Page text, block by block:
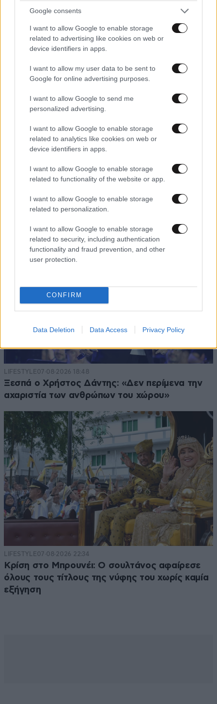
Google consents
I want to allow Google to enable storage
related to advertising like cookies on web or
device identifiers in apps.
I want to allow my user data to be sent to
Google for online advertising purposes.
I want to allow Google to send me
personalized advertising.
I want to allow Google to enable storage
related to analytics like cookies on web or
device identifiers in apps.
I want to allow Google to enable storage
related to functionality of the website or app.
I want to allow Google to enable storage
related to personalization.
I want to allow Google to enable storage
related to security, including authentication
functionality and fraud prevention, and other
user protection.
CONFIRM
Data Deletion Data Access Privacy Policy
υπογράφει σε ελληνική ομάδα-έκπληξη!
ΕΛΛΑΔΑ07·08·2026 21:13
Ο καιρός τον Δεκαπενταύγουστο: Πτώση της
θα εκδηλωθούν καταιγίδες
LIFESTYLE07·08·2026 18:48
Ξεσπά ο Χρήστος Δάντης: «Δεν περίμενα την
αχαριστία των ανθρώπων του χώρου»
LIFESTYLE07·08·2026 22:34
Κρίση στο Μπρουνέι: Ο σουλτάνος αφαίρεσε
όλους τους τίτλους της νύφης του χωρίς καμία
εξήγηση